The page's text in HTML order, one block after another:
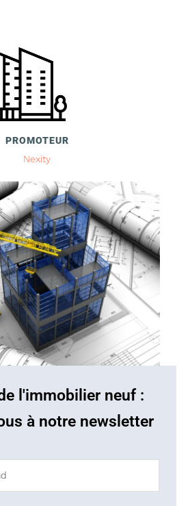
PROMOTEUR
Nexity
l'immobilier neuf :
à notre newsletter